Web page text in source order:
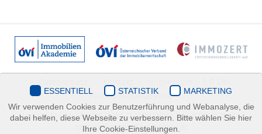
Immobilienakademie
Mariahilfer Straße 116/2.OG/2 1070 Wien | +43(1)505 32 50 |
immobilienakademie@ovi.at
ESSENTIELL STATISTIK
MARKETING
Wir verwenden Cookies zur Benutzerführung und Webanalyse, die
dabei helfen, diese Webseite zu verbessern. Bitte wählen Sie hier
Ihre Cookie-Einstellungen.